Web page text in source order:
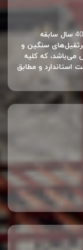
فعالیت و تولیدات شرکت جرثقیل پولاد با 40 سال سابقه
سنگین و
که کلیه
استاندارد و مطابق